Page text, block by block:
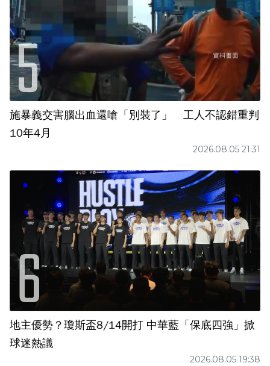
施暴義交害腦出血還嗆「別裝了」 工人不認錯重判
10年4月
2026.08.05 21:31
地主優勢？瓊斯盃8/14開打 中華藍「保底四強」掀
球迷熱議
2026.08.05 19:38